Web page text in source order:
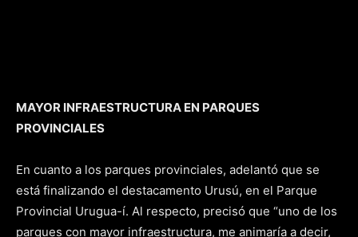
MAYOR INFRAESTRUCTURA EN PARQUES
PROVINCIALES
En cuanto a los parques provinciales, adelantó que se
está finalizando el destacamento Urusú, en el Parque
Provincial Urugua-í. Al respecto, precisó que “uno de los
parques con mayor infraestructura, me animaría a decir,